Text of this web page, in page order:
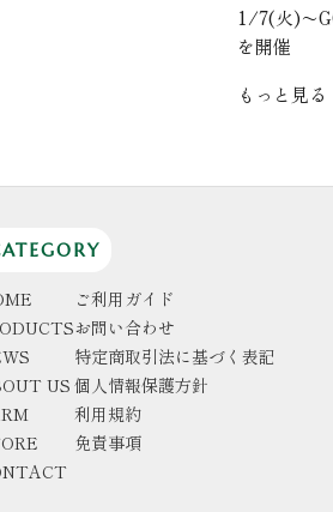
1/7(火)〜
を開催
もっと見る
US
ご利用ガイド
お問い合わせ
特定商取引法に基づく表記
個人情報保護方針
利用規約
免責事項